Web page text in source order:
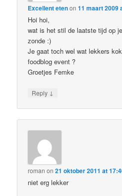
Excellent etenon11 maart 2009
Hoi hoi,
wat is het stil de laatste tijd op
zonde :)
Je gaat toch wel wat lekkers
foodblog event ?
Groetjes Femke
Reply ↓
roman on21 oktober 2011 at
niet erg lekker